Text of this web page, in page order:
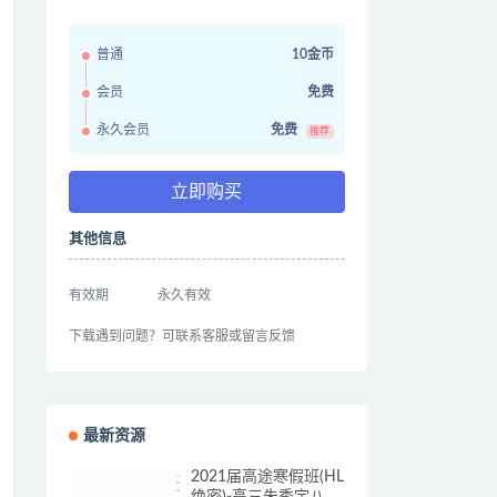
普通 10金币
会员 免费
永久会员 免费 推荐
立即购买
其他信息
有效期 永久有效
下载遇到问题？可联系客服或留言反馈
最新资源
2021届高途寒假班(HL